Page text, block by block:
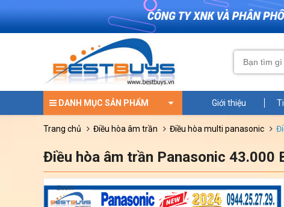
DANH MỤC SẢN PHẨM Giới thiệu
trang chủ điều hòa âm trần điều hòa multi panasonic
Điều hòa âm trần Panasonic 43.000
Zoom